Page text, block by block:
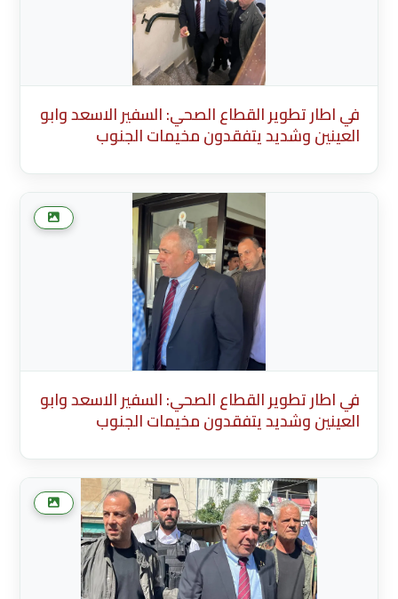
في اطار تطوير القطاع الصحي: السفير الاسعد وابو
العينين وشديد يتفقدون مخيمات الجنوب
(English) * Description Existing Media
Attachments في اطار تطوير القطاع الصحي:
السفير الاسعد وابو العينين وشديد يتفقدون
في اطار تطوير القطاع الصحي: السفير الاسعد وابو
العينين وشديد يتفقدون مخيمات الجنوب
(English) * Description Existing Media
Attachments في اطار تطوير القطاع الصحي:
السفير الاسعد وابو العينين وشديد يتفقدون